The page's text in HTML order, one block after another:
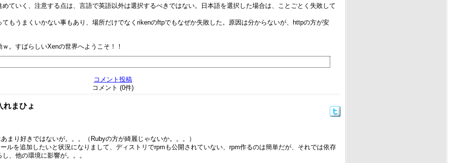
ていく、注意する点は、言語で英語以外は選択するべきではない。日本語を選択した場合は、ことごとく失敗して
もうまくいかない事もあり、場所だけでなくrikenのftpでもなぜか失敗した。原因は分からないが、httpの方が安
。すばらしいXenの世界へようこそ！！
コメント投稿
コメント (0件)
れまひょ
まり好きではないが。。。（Rubyの方が綺麗じゃないか。。。）
ルを追加したいと状況になりまして、ディストリでrpmも公開されていない、rpm作るのは簡単だが、それでは依存
、他の環境に影響が。。。